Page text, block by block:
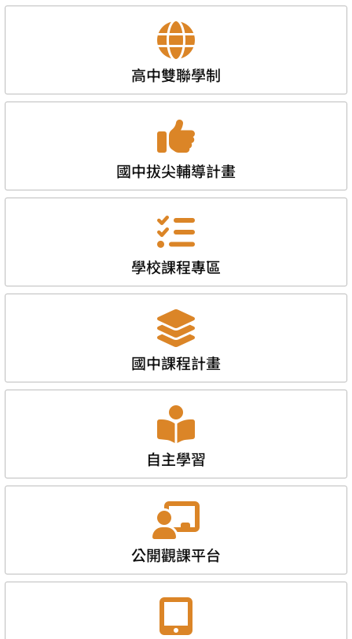
高中雙聯學制
國中拔尖輔導計畫
學校課程專區
國中課程計畫
自主學習
公開觀課平台